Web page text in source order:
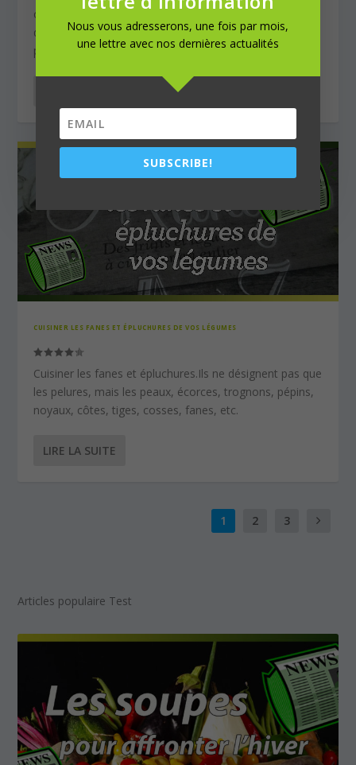
ou en accompagnement, il existe de multiples façons
de cuisiner les cèpes, bolets, morilles, girolles,
pleurotes, coulemelle, rosé-des-prés…
CUISINER LES FANES ET ÉPLUCHURES DE VOS LÉGUMES
Cuisiner les fanes et épluchures.Ils ne désignent pas que
les pelures, mais les peaux, écorces, trognons, pépins,
noyaux, côtes, tiges, cosses, fanes, etc.
LIRE LA SUITE
1 2 3
Articles populaire Test
Nous vous adresserons, une fois par mois,
une lettre avec nos dernières actualités
SUBSCRIBE!